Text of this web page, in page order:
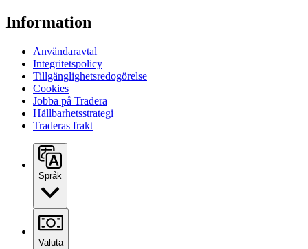
Information
Användaravtal
Integritetspolicy
Tillgänglighetsredogörelse
Cookies
Jobba på Tradera
Hållbarhetsstrategi
Traderas frakt
Språk
Valuta